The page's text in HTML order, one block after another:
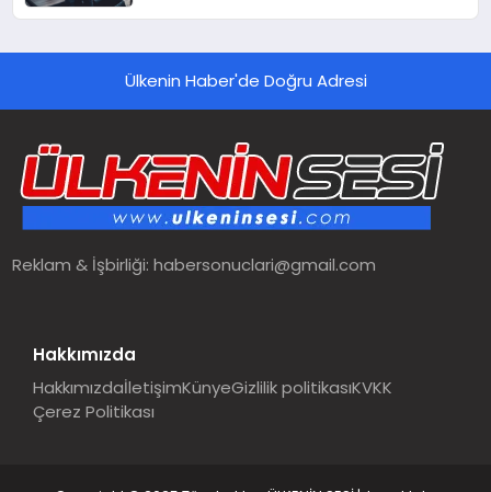
Ülkenin Haber'de Doğru Adresi
Reklam & İşbirliği:habersonuclari@gmail.com
Hakkımızda
HakkımızdaİletişimKünyeGizlilik politikasıKVKK
Çerez Politikası